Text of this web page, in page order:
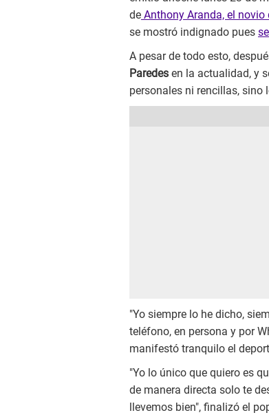
de Anthony Aranda, el
se mostró indignado pues
A pesar de todo esto,
Paredes en la actualidad, y
personales ni rencillas, sino
"Yo siempre lo he dicho,
teléfono, en persona y por
manifestó tranquilo el
"Yo lo único que quiero es
de manera directa solo te
llevemos bien", finalizó el